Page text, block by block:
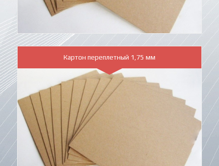
Картон переплетный 1,75 мм